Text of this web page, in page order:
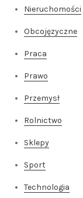
Nieruchomości
Obcojęzyczne
Praca
Prawo
Przemysł
Rolnictwo
Sklepy
Sport
Technologia